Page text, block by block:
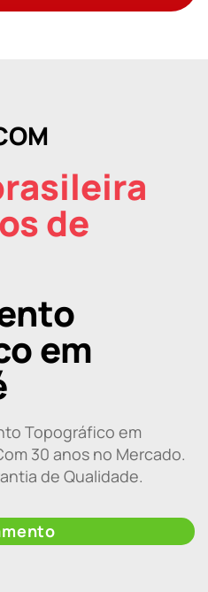
de
em
Topográfico em
30 anos no Mercado.
de Qualidade.